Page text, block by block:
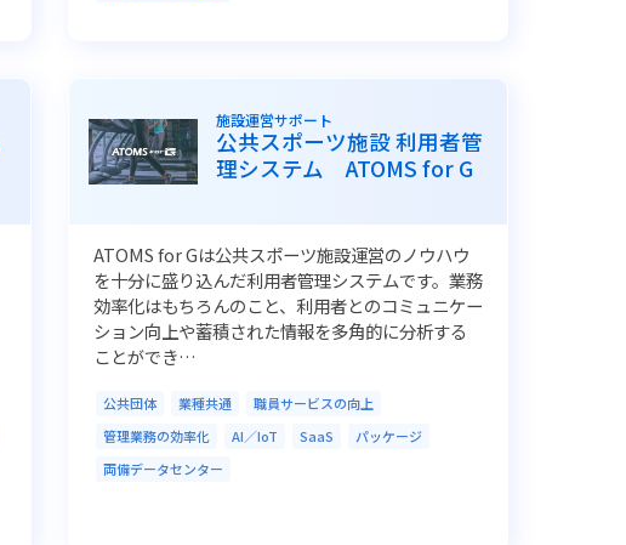
施設運営サポート
公共スポーツ施設 利用者管
理システム ATOMS for G
ATOMS for Gは公共スポーツ施設運営のノウハウ
を十分に盛り込んだ利用者管理システムです。業務
効率化はもちろんのこと、利用者とのコミュニケー
ション向上や蓄積された情報を多角的に分析する
ことができ…
公共団体 業種共通
職員サービスの向上
管理業務の効率化
AI／IoT SaaS
パッケージ
両備データセンター